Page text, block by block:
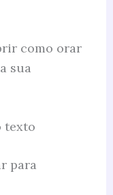
como orar
sua
texto
para